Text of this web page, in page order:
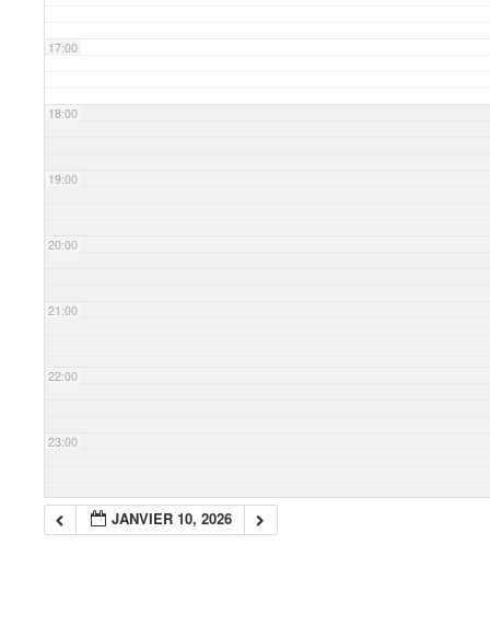
17:00
18:00
19:00
20:00
21:00
22:00
23:00
JANVIER 10, 2026